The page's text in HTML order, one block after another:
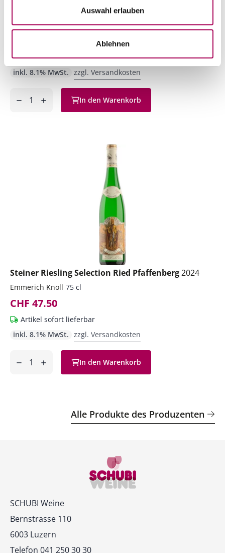
Auswahl erlauben
Ablehnen
Grüner Veltliner Smaragd Schütt2023
Emmerich Knoll 75 cl
Artikel sofort lieferbar
inkl. 8.1% MwSt. zzgl. Versandkosten
hinzufügen
In den Warenkorb
Steiner Riesling Selection Ried Pfaffenberg2024
Emmerich Knoll 75 cl
CHF 47.50
Artikel sofort lieferbar
inkl. 8.1% MwSt. zzgl. Versandkosten
hinzufügen
In den Warenkorb
Alle Produkte des Produzenten
Kontakt
SCHUBI Weine
Bernstrasse 110
6003 Luzern
Telefon 041 250 30 30